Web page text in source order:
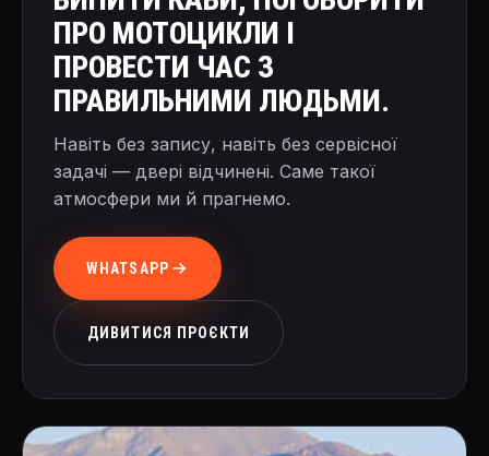
ПРО МОТОЦИКЛИ І
ПРОВЕСТИ ЧАС З
ПРАВИЛЬНИМИ ЛЮДЬМИ.
Навіть без запису, навіть без сервісної
задачі — двері відчинені. Саме такої
атмосфери ми й прагнемо.
WHATSAPP
ДИВИТИСЯ ПРОЄКТИ